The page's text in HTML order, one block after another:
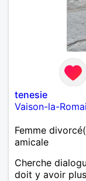
tenesie
Vaison-la-
Femme
amicale
Cherche
doit y avoir